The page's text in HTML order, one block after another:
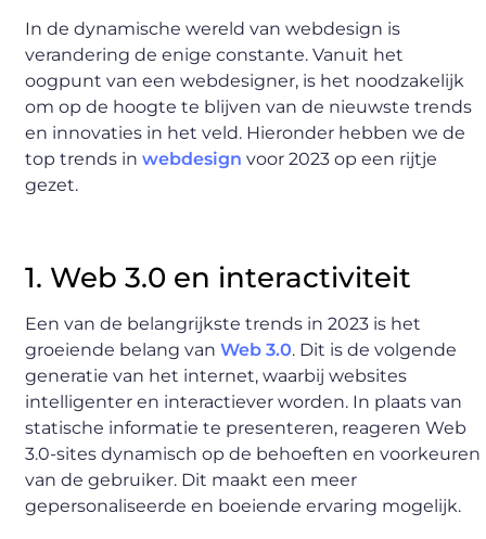
In de dynamische wereld van webdesign is
verandering de enige constante. Vanuit het
oogpunt van een webdesigner, is het noodzakelijk
om op de hoogte te blijven van de nieuwste trends
en innovaties in het veld. Hieronder hebben we de
top trends inwebdesign voor 2023 op een rijtje
gezet.
1. Web 3.0 en interactiviteit
Een van de belangrijkste trends in 2023 is het
groeiende belang vanWeb 3.0. Dit is de volgende
generatie van het internet, waarbij websites
intelligenter en interactiever worden. In plaats van
statische informatie te presenteren, reageren Web
3.0-sites dynamisch op de behoeften en voorkeuren
van de gebruiker. Dit maakt een meer
gepersonaliseerde en boeiende ervaring mogelijk.